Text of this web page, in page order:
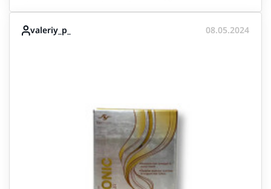
valeriy_p_ 08.05.2024